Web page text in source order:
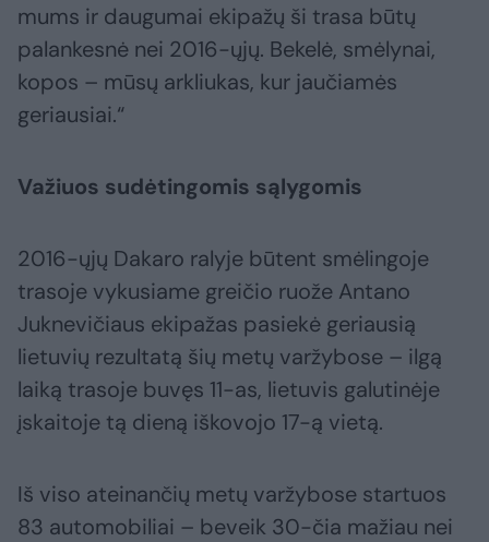
mums ir daugumai ekipažų ši trasa būtų
palankesnė nei 2016-ųjų. Bekelė, smėlynai,
kopos – mūsų arkliukas, kur jaučiamės
geriausiai.“
Važiuos sudėtingomis sąlygomis
2016-ųjų Dakaro ralyje būtent smėlingoje
trasoje vykusiame greičio ruože Antano
Juknevičiaus ekipažas pasiekė geriausią
lietuvių rezultatą šių metų varžybose – ilgą
laiką trasoje buvęs 11-as, lietuvis galutinėje
įskaitoje tą dieną iškovojo 17-ą vietą.
Iš viso ateinančių metų varžybose startuos
83 automobiliai – beveik 30-čia mažiau nei